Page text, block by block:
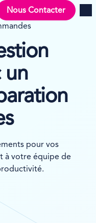
Nous Contacter
un
pour vos
à votre équipe de